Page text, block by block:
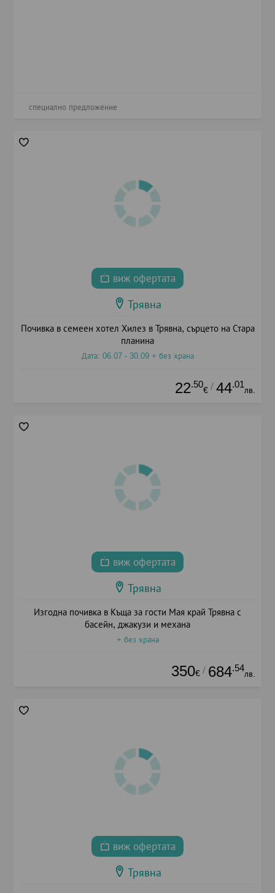
специално предложение
виж офертата
Трявна
Почивка в семеен хотел Хилез в Трявна, сърцето на Стара
планина
Дата: 06.07 - 30.09 + без храна
22.50
€ / 44.01
лв.
виж офертата
Трявна
Изгодна почивка в Къща за гости Мая край Трявна с
басейн, джакузи и механа
+ без храна
350€ / 684.54
лв.
виж офертата
Трявна